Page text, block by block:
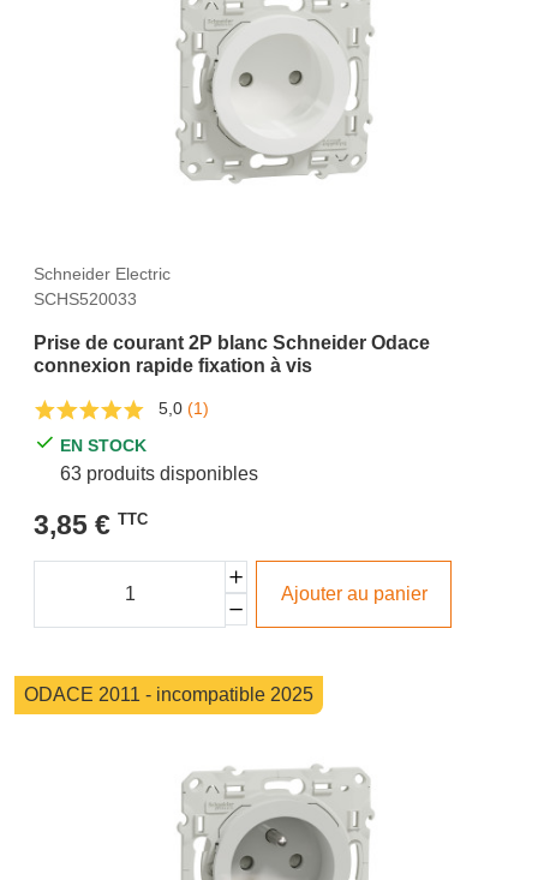
Schneider Electric
SCHS520033
Prise de courant 2P blanc Schneider Odace
connexion rapide fixation à vis
5,0 (1)
EN STOCK
63 produits disponibles
3,85 € TTC
Ajouter au panier
ODACE 2011 - incompatible 2025